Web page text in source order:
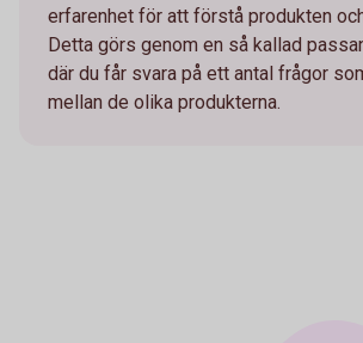
erfarenhet för att förstå produkten
Detta görs genom en så kallad
där du får svara på ett antal frågor
mellan de olika produkterna.